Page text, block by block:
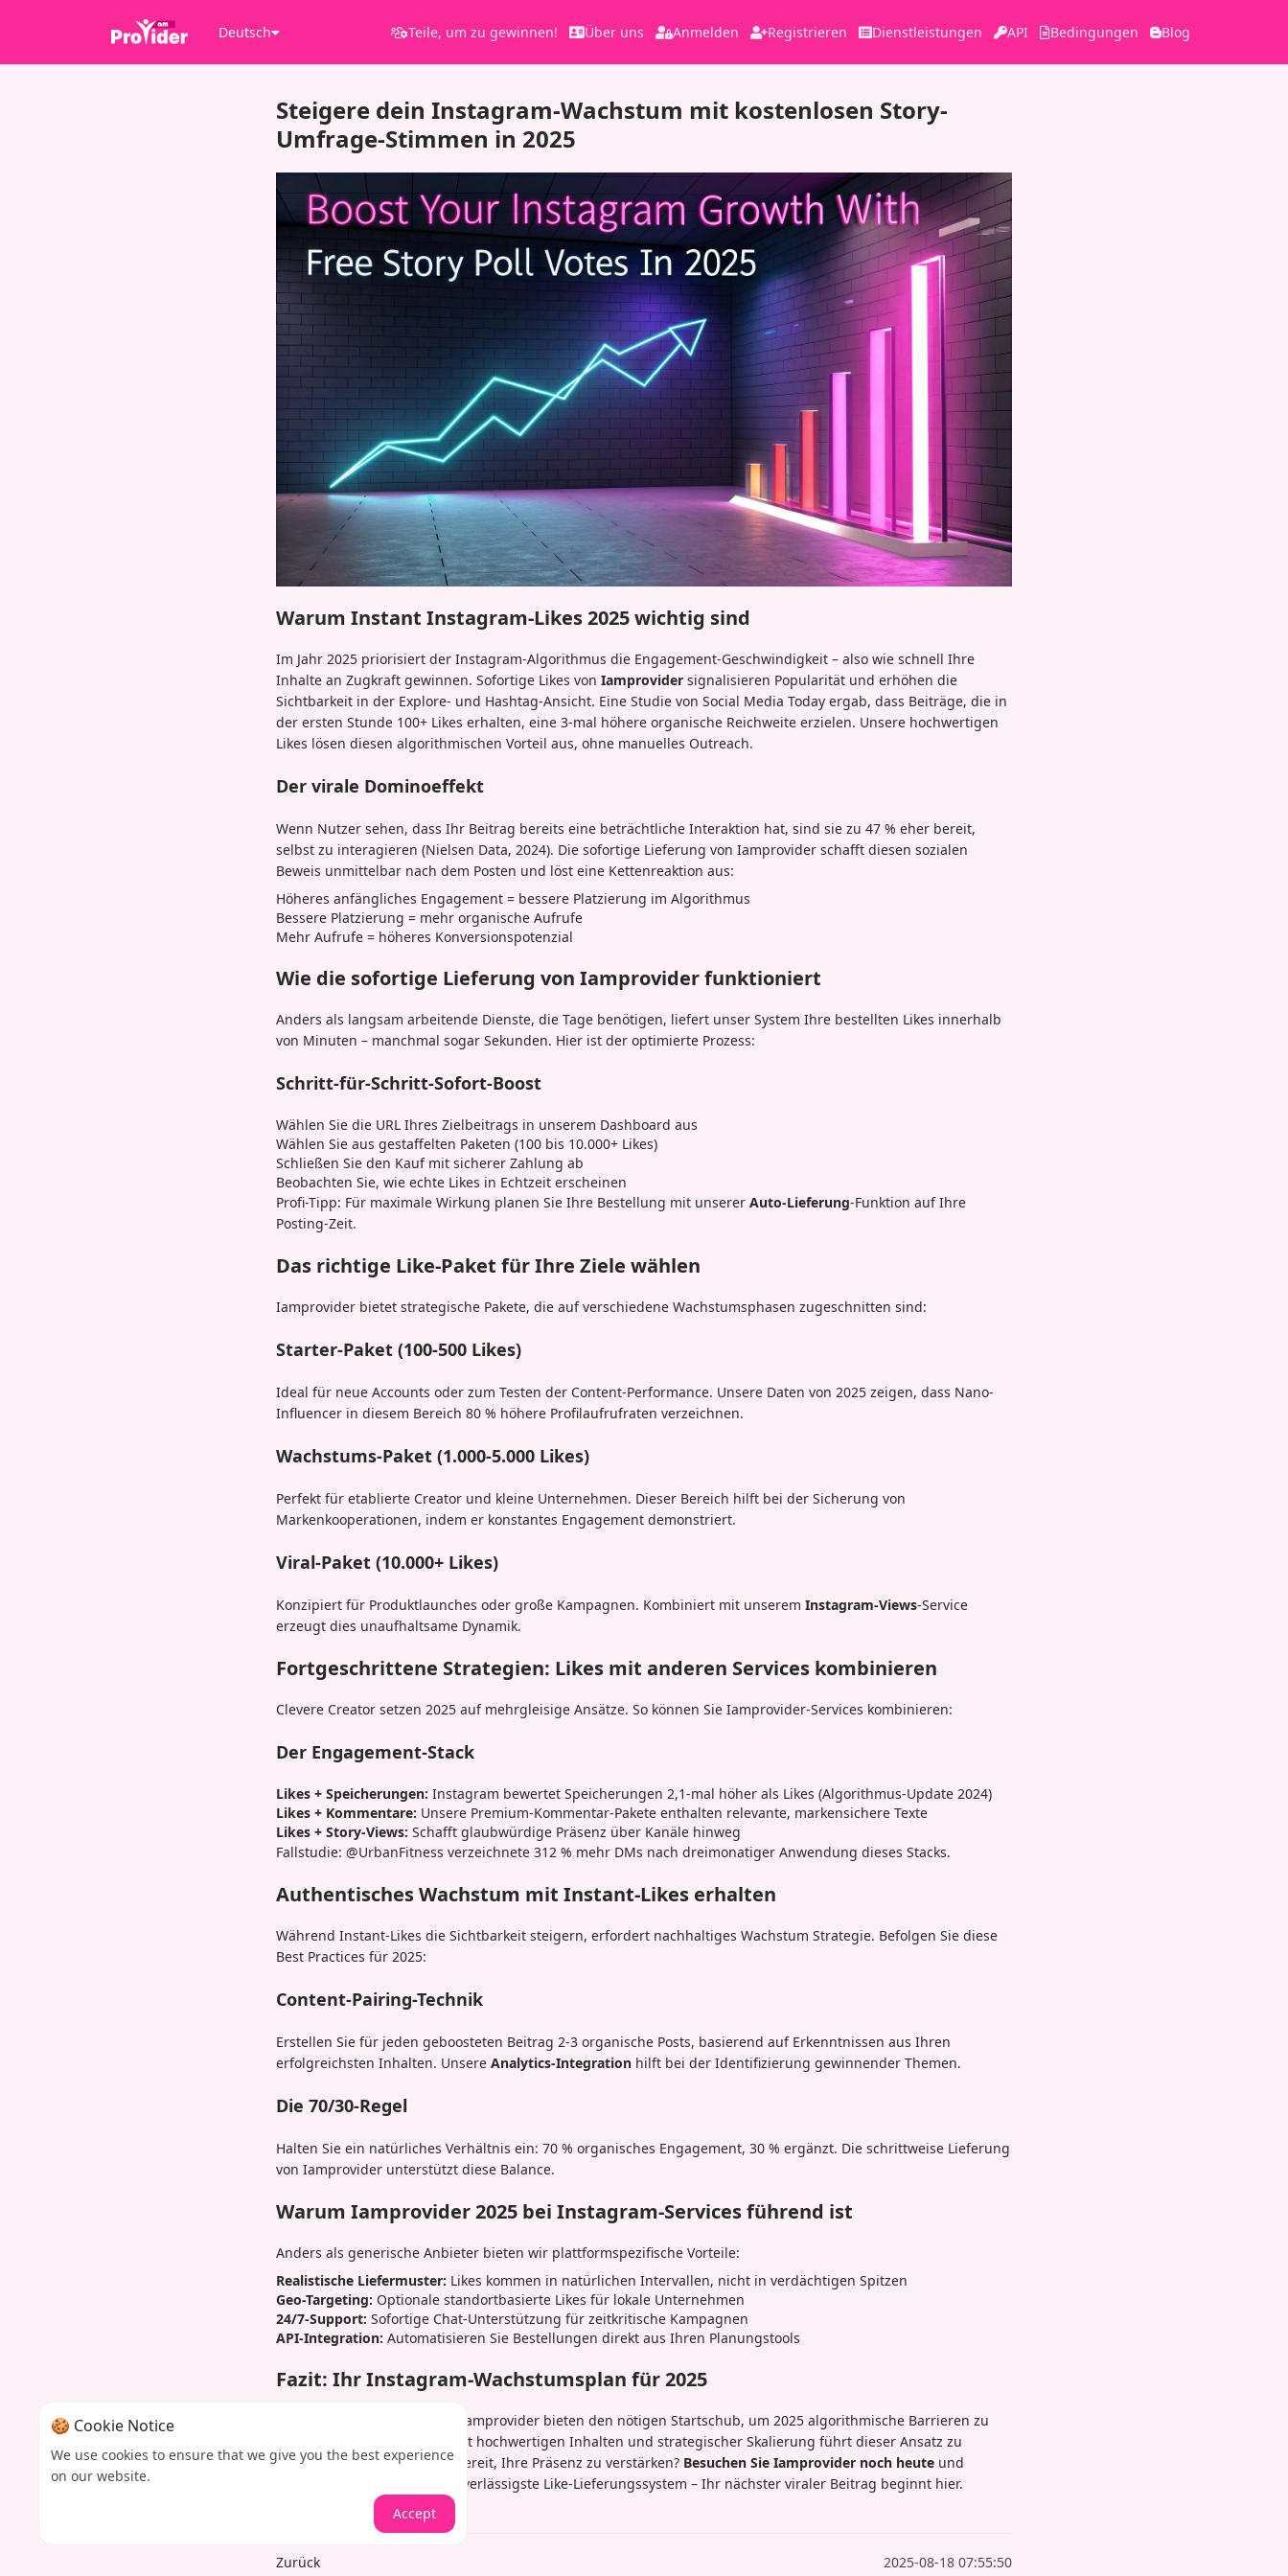
Deutsch Teile, um zu gewinnen! Über uns Anmelden Registrieren Dienstleistungen API Bedingungen Blog
Steigere dein Instagram-Wachstum mit kostenlosen Story-
Umfrage-Stimmen in 2025
Warum Instant Instagram-Likes 2025 wichtig sind
Im Jahr 2025 priorisiert der Instagram-Algorithmus die Engagement-Geschwindigkeit – also wie schnell Ihre
Inhalte an Zugkraft gewinnen. Sofortige Likes von Iamprovider signalisieren Popularität und erhöhen die
Sichtbarkeit in der Explore- und Hashtag-Ansicht. Eine Studie von Social Media Today ergab, dass Beiträge, die in
der ersten Stunde 100+ Likes erhalten, eine 3-mal höhere organische Reichweite erzielen. Unsere hochwertigen
Likes lösen diesen algorithmischen Vorteil aus, ohne manuelles Outreach.
Der virale Dominoeffekt
Wenn Nutzer sehen, dass Ihr Beitrag bereits eine beträchtliche Interaktion hat, sind sie zu 47 % eher bereit,
selbst zu interagieren (Nielsen Data, 2024). Die sofortige Lieferung von Iamprovider schafft diesen sozialen
Beweis unmittelbar nach dem Posten und löst eine Kettenreaktion aus:
Höheres anfängliches Engagement = bessere Platzierung im Algorithmus
Bessere Platzierung = mehr organische Aufrufe
Mehr Aufrufe = höheres Konversionspotenzial
Wie die sofortige Lieferung von Iamprovider funktioniert
Anders als langsam arbeitende Dienste, die Tage benötigen, liefert unser System Ihre bestellten Likes innerhalb
von Minuten – manchmal sogar Sekunden. Hier ist der optimierte Prozess:
Schritt-für-Schritt-Sofort-Boost
Wählen Sie die URL Ihres Zielbeitrags in unserem Dashboard aus
Wählen Sie aus gestaffelten Paketen (100 bis 10.000+ Likes)
Schließen Sie den Kauf mit sicherer Zahlung ab
Beobachten Sie, wie echte Likes in Echtzeit erscheinen
Profi-Tipp: Für maximale Wirkung planen Sie Ihre Bestellung mit unserer Auto-Lieferung-Funktion auf Ihre
Posting-Zeit.
Das richtige Like-Paket für Ihre Ziele wählen
Iamprovider bietet strategische Pakete, die auf verschiedene Wachstumsphasen zugeschnitten sind:
Starter-Paket (100-500 Likes)
Ideal für neue Accounts oder zum Testen der Content-Performance. Unsere Daten von 2025 zeigen, dass Nano-
Influencer in diesem Bereich 80 % höhere Profilaufrufraten verzeichnen.
Wachstums-Paket (1.000-5.000 Likes)
Perfekt für etablierte Creator und kleine Unternehmen. Dieser Bereich hilft bei der Sicherung von
Markenkooperationen, indem er konstantes Engagement demonstriert.
Viral-Paket (10.000+ Likes)
Konzipiert für Produktlaunches oder große Kampagnen. Kombiniert mit unserem Instagram-Views-Service
erzeugt dies unaufhaltsame Dynamik.
Fortgeschrittene Strategien: Likes mit anderen Services kombinieren
Clevere Creator setzen 2025 auf mehrgleisige Ansätze. So können Sie Iamprovider-Services kombinieren:
Der Engagement-Stack
Likes + Speicherungen: Instagram bewertet Speicherungen 2,1-mal höher als Likes (Algorithmus-Update 2024)
Likes + Kommentare: Unsere Premium-Kommentar-Pakete enthalten relevante, markensichere Texte
Likes + Story-Views: Schafft glaubwürdige Präsenz über Kanäle hinweg
Fallstudie: @UrbanFitness verzeichnete 312 % mehr DMs nach dreimonatiger Anwendung dieses Stacks.
Authentisches Wachstum mit Instant-Likes erhalten
Während Instant-Likes die Sichtbarkeit steigern, erfordert nachhaltiges Wachstum Strategie. Befolgen Sie diese
Best Practices für 2025:
Content-Pairing-Technik
Erstellen Sie für jeden geboosteten Beitrag 2-3 organische Posts, basierend auf Erkenntnissen aus Ihren
erfolgreichsten Inhalten. Unsere Analytics-Integration hilft bei der Identifizierung gewinnender Themen.
Die 70/30-Regel
Halten Sie ein natürliches Verhältnis ein: 70 % organisches Engagement, 30 % ergänzt. Die schrittweise Lieferung
von Iamprovider unterstützt diese Balance.
Warum Iamprovider 2025 bei Instagram-Services führend ist
Anders als generische Anbieter bieten wir plattformspezifische Vorteile:
Realistische Liefermuster: Likes kommen in natürlichen Intervallen, nicht in verdächtigen Spitzen
Geo-Targeting: Optionale standortbasierte Likes für lokale Unternehmen
24/7-Support: Sofortige Chat-Unterstützung für zeitkritische Kampagnen
API-Integration: Automatisieren Sie Bestellungen direkt aus Ihren Planungstools
Fazit: Ihr Instagram-Wachstumsplan für 2025
Instant Instagram-Likes von Iamprovider bieten den nötigen Startschub, um 2025 algorithmische Barrieren zu
durchbrechen. Kombiniert mit hochwertigen Inhalten und strategischer Skalierung führt dieser Ansatz zu
exponentiellem Wachstum. Bereit, Ihre Präsenz zu verstärken? Besuchen Sie Iamprovider noch heute und
nutzen Sie das schnellste, zuverlässigste Like-Lieferungssystem – Ihr nächster viraler Beitrag beginnt hier.
Zurück 2025-08-18 07:55:50
🍪 Cookie Notice
We use cookies to ensure that we give you the best experience
on our website.
Accept